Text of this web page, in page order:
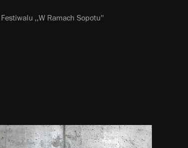
,,W Ramach Sopotu''